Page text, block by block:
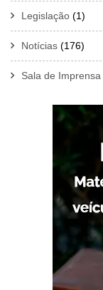
Legislação (1)
Notícias (176)
Sala de Imprensa